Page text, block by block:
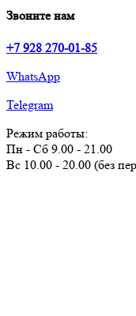
Звоните нам
+7 928 270-01-85
WhatsApp
Telegram
Режим работы:
Пн - Сб 9.00 - 21.00
Вс 10.00 - 20.00 (без